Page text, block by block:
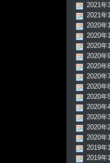
2021年
2021年
2020年
2020年
2020年
2020年
2020年
2020年
2020年
2020年
2020年
2020年
2020年
2020年
2019年
2019年